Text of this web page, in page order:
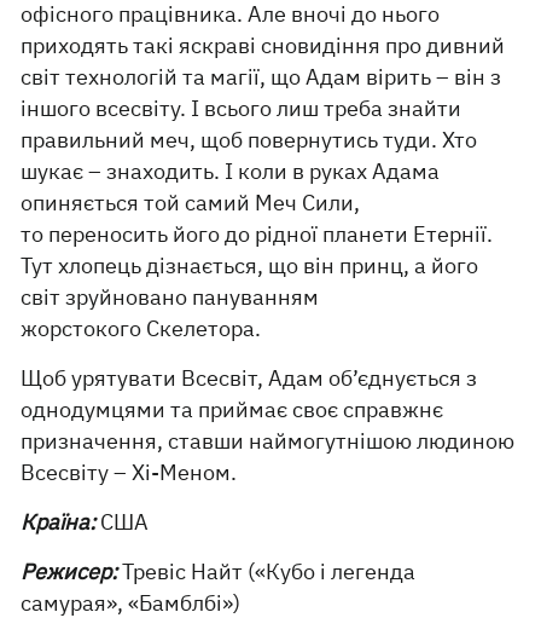
офісного працівника. Але вночі до нього
приходять такі яскраві сновидіння про дивний
світ технологій та магії, що Адам вірить – він з
іншого всесвіту. І всього лиш треба знайти
правильний меч, щоб повернутись туди. Хто
шукає – знаходить. І коли в руках Адама
опиняється той самий Меч Сили,
то переносить його до рідної планети Етернії.
Тут хлопець дізнається, що він принц, а його
світ зруйновано пануванням
жорстокого Скелетора.
Щоб урятувати Всесвіт, Адам об’єднується з
однодумцями та приймає своє справжнє
призначення, ставши наймогутнішою людиною
Всесвіту – Хі-Меном.
Країна:США
Режисер:Тревіс Найт («Кубо і легенда
самурая», «Бамблбі»)